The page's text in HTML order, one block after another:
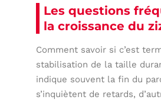
Les questions
la croissance du
Comment savoir si c’est
stabilisation de la taille
indique souvent la fin du
s’inquiètent de retards,